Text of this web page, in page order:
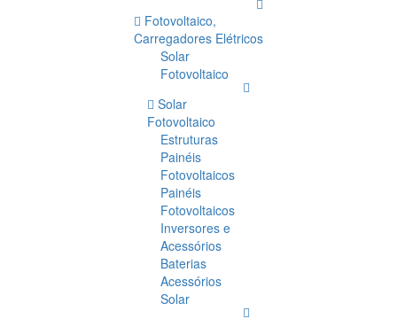
Fotovoltaico,
Carregadores Elétricos
Solar
Fotovoltaico
Solar
Fotovoltaico
Estruturas
Painéis
Fotovoltaicos
Painéis
Fotovoltaicos
Inversores e
Acessórios
Baterias
Acessórios
Solar